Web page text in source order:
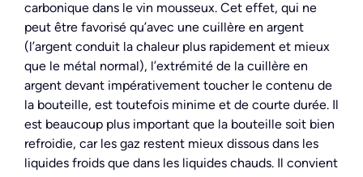
carbonique dans le vin mousseux. Cet effet, qui ne
peut être favorisé qu’avec une cuillère en argent
(l’argent conduit la chaleur plus rapidement et mieux
que le métal normal), l’extrémité de la cuillère en
argent devant impérativement toucher le contenu de
la bouteille, est toutefois minime et de courte durée. Il
est beaucoup plus important que la bouteille soit bien
refroidie, car les gaz restent mieux dissous dans les
liquides froids que dans les liquides chauds. Il convient